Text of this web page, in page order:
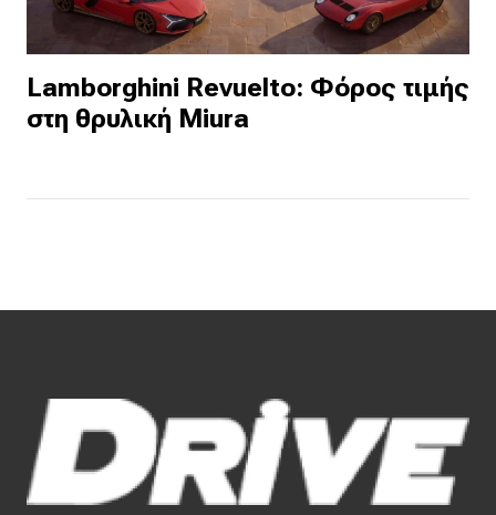
Lamborghini Revuelto: Φόρος τιμής
στη θρυλική Miura